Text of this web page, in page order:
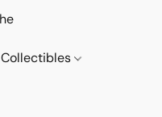
Collectibles